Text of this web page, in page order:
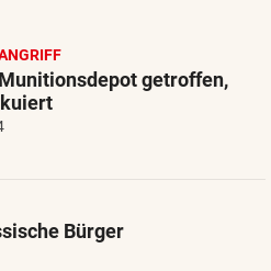
getroffen,
Bürger